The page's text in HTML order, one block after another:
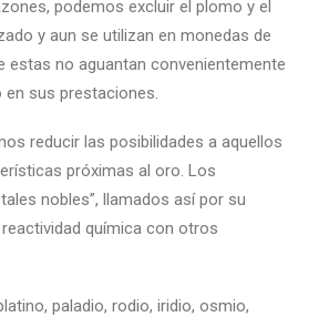
podemos excluir el plomo y el
y aun se utilizan en monedas de
estas no aguantan convenientemente
en sus prestaciones.
reducir las posibilidades a aquellos
próximas al oro. Los
nobles”, llamados así por su
química con otros
paladio, rodio, iridio, osmio,